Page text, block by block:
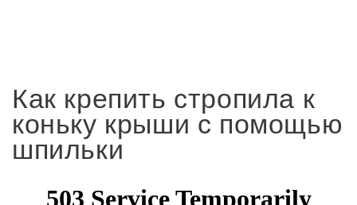
Как крепить стропила к
коньку крыши с помощью
шпильки